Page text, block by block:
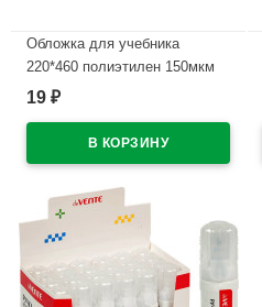
Обложка для учебника
220*460 полиэтилен 150мкм
универсальнаяМ арт У 22
19 ₽